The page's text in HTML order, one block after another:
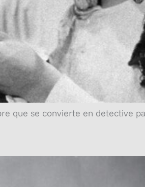
que se convierte en detective